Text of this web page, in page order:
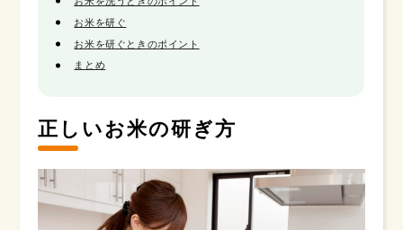
お米を研ぐ
お米を研ぐときのポイント
まとめ
正しいお米の研ぎ方